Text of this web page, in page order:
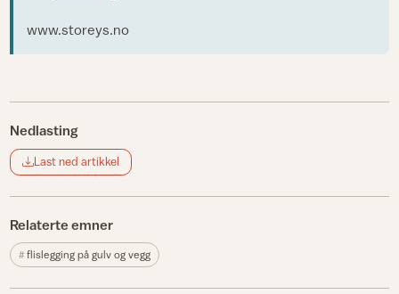
www.storeys.no
Nedlasting
Last ned artikkel
Relaterte emner
flislegging på gulv og vegg